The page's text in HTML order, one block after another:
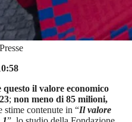
questo il valore economico
; non meno di 85 milioni,
stime contenute in “Il valore